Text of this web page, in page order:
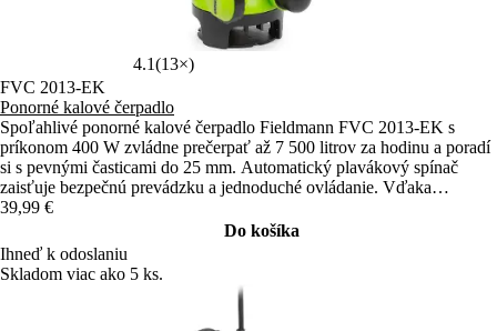
4.1(13×)
FVC 2013-EK
Ponorné kalové čerpadlo
Spoľahlivé ponorné kalové čerpadlo Fieldmann FVC 2013-EK s
príkonom 400 W zvládne prečerpať až 7 500 litrov za hodinu a poradí
si s pevnými časticami do 25 mm. Automatický plavákový spínač
zaisťuje bezpečnú prevádzku a jednoduché ovládanie. Vďaka
univerzálnemu pripojeniu hadíc a 10m káblu je ideálnou voľbou pre
39,99 €
Do košíka
Ihneď k odoslaniu
Skladom viac ako 5 ks.